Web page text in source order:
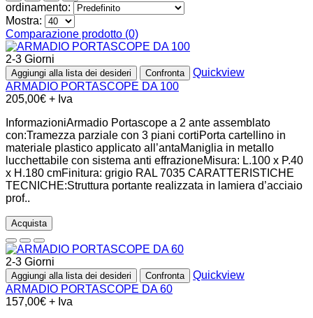
ordinamento:
Mostra:
Comparazione prodotto (0)
2-3 Giorni
Aggiungi alla lista dei desideri Confronta
Quickview
ARMADIO PORTASCOPE DA 100
205,00€ + Iva
InformazioniArmadio Portascope a 2 ante assemblato
con:Tramezza parziale con 3 piani cortiPorta cartellino in
materiale plastico applicato all’antaManiglia in metallo
lucchettabile con sistema anti effrazioneMisura: L.100 x P.40
x H.180 cmFinitura: grigio RAL 7035 CARATTERISTICHE
TECNICHE:Struttura portante realizzata in lamiera d’acciaio
prof..
Acquista
2-3 Giorni
Aggiungi alla lista dei desideri Confronta
Quickview
ARMADIO PORTASCOPE DA 60
157,00€ + Iva